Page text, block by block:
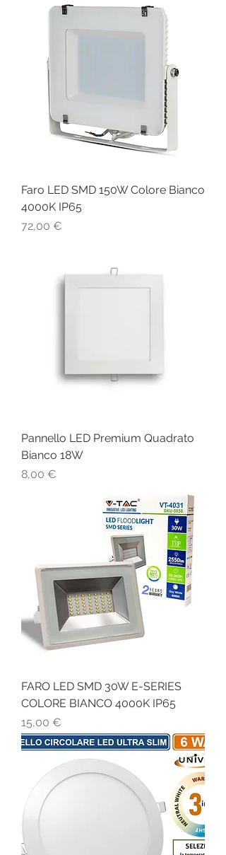
Faro LED SMD 150W Colore Bianco
4000K IP65
Prezzo
72,00 €
Pannello LED Premium Quadrato
Bianco 18W
Prezzo
8,00 €
FARO LED SMD 30W E-SERIES
COLORE BIANCO 4000K IP65
Prezzo
15,00 €